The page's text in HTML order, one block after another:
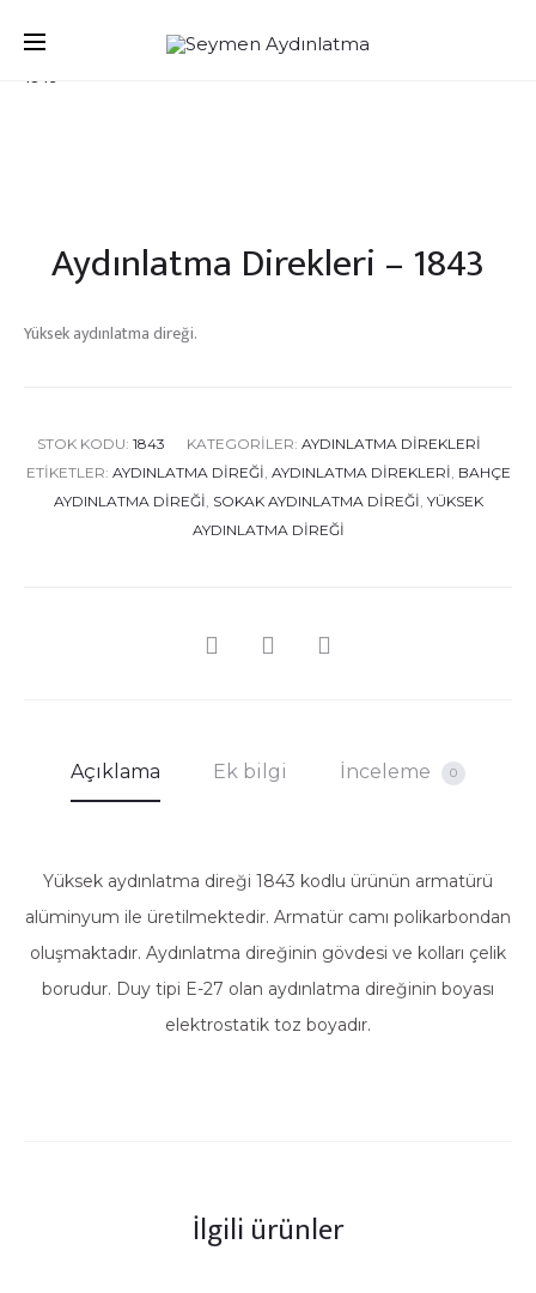
Ana Sayfa Aydınlatma Direkleri
Aydınlatma Direkleri –
1843
Aydınlatma Direkleri – 1843
Yüksek aydınlatma direği.
STOK KODU: 1843 KATEGORILER: AYDINLATMA DIREKLERI
ETIKETLER: AYDINLATMA DIREĞI, AYDINLATMA DIREKLERI, BAHÇE
AYDINLATMA DIREĞI, SOKAK AYDINLATMA DIREĞI, YÜKSEK
AYDINLATMA DIREĞI
SHARE
Açıklama Ek bilgi İnceleme 0
Yüksek aydınlatma direği 1843 kodlu ürünün armatürü
alüminyum ile üretilmektedir. Armatür camı polikarbondan
oluşmaktadır. Aydınlatma direğinin gövdesi ve kolları çelik
borudur. Duy tipi E-27 olan aydınlatma direğinin boyası
elektrostatik toz boyadır.
İlgili ürünler